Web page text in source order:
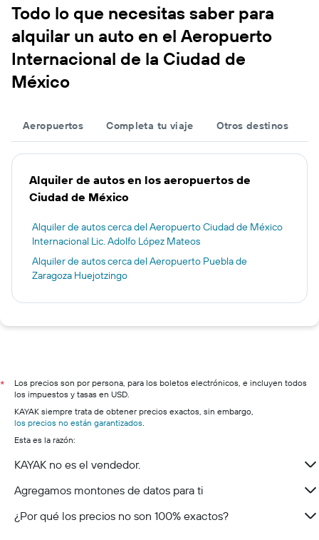
Todo lo que necesitas saber para
alquilar un auto en el Aeropuerto
Internacional de la Ciudad de
México
Aeropuertos Completa tu viaje Otros destinos
Alquiler de autos en los aeropuertos de
Ciudad de México
Alquiler de autos cerca del Aeropuerto Ciudad de México
Internacional Lic. Adolfo López Mateos
Alquiler de autos cerca del Aeropuerto Puebla de
Zaragoza Huejotzingo
*
Los precios son por persona, para los boletos electrónicos, e incluyen todos
los impuestos y tasas en USD.
KAYAK siempre trata de obtener precios exactos, sin embargo,
los precios no están garantizados
Esta es la razón:
KAYAK no es el vendedor.
Agregamos montones de datos para ti
¿Por qué los precios no son 100% exactos?